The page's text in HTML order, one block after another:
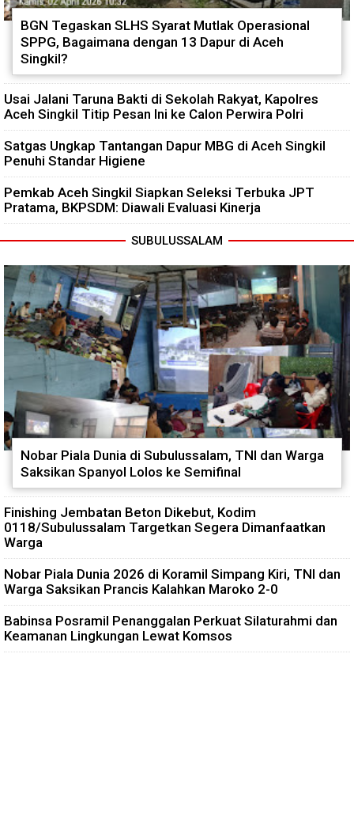
BGN Tegaskan SLHS Syarat Mutlak Operasional
SPPG, Bagaimana dengan 13 Dapur di Aceh
Singkil?
Usai Jalani Taruna Bakti di Sekolah Rakyat, Kapolres
Aceh Singkil Titip Pesan Ini ke Calon Perwira Polri
Satgas Ungkap Tantangan Dapur MBG di Aceh Singkil
Penuhi Standar Higiene
Pemkab Aceh Singkil Siapkan Seleksi Terbuka JPT
Pratama, BKPSDM: Diawali Evaluasi Kinerja
SUBULUSSALAM
Nobar Piala Dunia di Subulussalam, TNI dan Warga
Saksikan Spanyol Lolos ke Semifinal
Finishing Jembatan Beton Dikebut, Kodim
0118/Subulussalam Targetkan Segera Dimanfaatkan
Warga
Nobar Piala Dunia 2026 di Koramil Simpang Kiri, TNI dan
Warga Saksikan Prancis Kalahkan Maroko 2-0
Babinsa Posramil Penanggalan Perkuat Silaturahmi dan
Keamanan Lingkungan Lewat Komsos